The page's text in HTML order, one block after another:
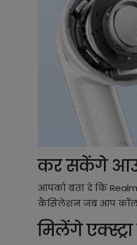
कर सकेंगे
आपको बता दे कि
कैंसिलेशन जब आप कॉल
मिलेंगे